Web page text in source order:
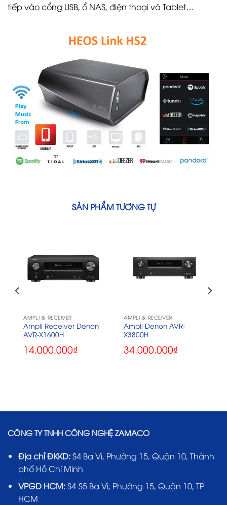
tiếp vào cổng USB, ổ NAS, điện thoại và Tablet…
SẢN PHẨM TƯƠNG TỰ
AMPLI & RECEIVER
Ampli Receiver Denon
AVR-X1600H
14.000.000₫
AMPLI & RECEIVER
Ampli Denon AVR-
X3800H
34.000.000₫
CÔNG TY TNHH CÔNG NGHỆ ZAMACO
Địa chỉ ĐKKD:S4 Ba Vì, Phường 15, Quận 10, Thành
phố Hồ Chí Minh
VPGD HCM:S4-S5 Ba Vì, Phường 15, Quận 10, TP
HCM